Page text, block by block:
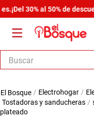
30% al 50% de
Buscar
electrohogar
tostadoras y sanducheras
plateado
1.
salas
2.
armario